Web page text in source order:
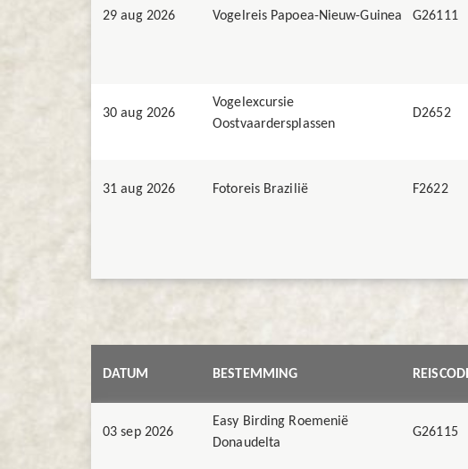
29 aug 2026 Vogelreis Papoea-Nieuw-Guinea G26111
30 aug 2026
Vogelexcursie
Oostvaardersplassen
D2652
31 aug 2026 Fotoreis Brazilië F2622
DATUM BESTEMMING
03 sep 2026
Easy Birding Roemenië
Donaudelta
G26115